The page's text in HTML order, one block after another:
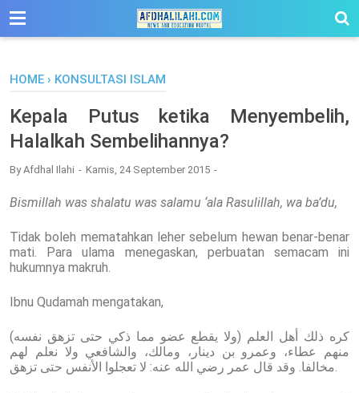
-->
HOME › KONSULTASI ISLAM
Kepala Putus ketika Menyembelih,
Halalkah Sembelihannya?
ByAfdhal Ilahi Kamis, 24 September 2015
Bismillah was shalatu was salamu ‘ala Rasulillah, wa ba’du,
Tidak boleh mematahkan leher sebelum hewan benar-benar
mati. Para ulama menegaskan, perbuatan semacam ini
hukumnya makruh.
Ibnu Qudamah mengatakan,
(ولا يقطع عضو مما ذكي حتى تزهق نفسه) كره ذلك أهل العلم
منهم عطاء، وعمرو بن دينار، ومالك، والشافعي ولا نعلم لهم
مخالفا. وقد قال عمر رضي الله عنه: لا تعجلوا الأنفس حتى تزهق.